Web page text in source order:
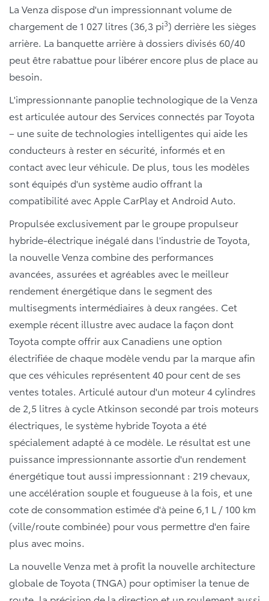
La Venza dispose d'un impressionnant volume de
chargement de 1 027 litres (36,3 pi3) derrière les sièges
arrière. La banquette arrière à dossiers divisés 60/40
peut être rabattue pour libérer encore plus de place au
besoin.
L'impressionnante panoplie technologique de la Venza
est articulée autour des Services connectés par Toyota
– une suite de technologies intelligentes qui aide les
conducteurs à rester en sécurité, informés et en
contact avec leur véhicule. De plus, tous les modèles
sont équipés d'un système audio offrant la
compatibilité avec Apple CarPlay et Android Auto.
Propulsée exclusivement par le groupe propulseur
hybride-électrique inégalé dans l'industrie de Toyota,
la nouvelle Venza combine des performances
avancées, assurées et agréables avec le meilleur
rendement énergétique dans le segment des
multisegments intermédiaires à deux rangées. Cet
exemple récent illustre avec audace la façon dont
Toyota compte offrir aux Canadiens une option
électrifiée de chaque modèle vendu par la marque afin
que ces véhicules représentent 40 pour cent de ses
ventes totales. Articulé autour d'un moteur 4 cylindres
de 2,5 litres à cycle Atkinson secondé par trois moteurs
électriques, le système hybride Toyota a été
spécialement adapté à ce modèle. Le résultat est une
puissance impressionnante assortie d'un rendement
énergétique tout aussi impressionnant : 219 chevaux,
une accélération souple et fougueuse à la fois, et une
cote de consommation estimée d'à peine 6,1 L / 100 km
(ville/route combinée) pour vous permettre d'en faire
plus avec moins.
La nouvelle Venza met à profit la nouvelle architecture
globale de Toyota (TNGA) pour optimiser la tenue de